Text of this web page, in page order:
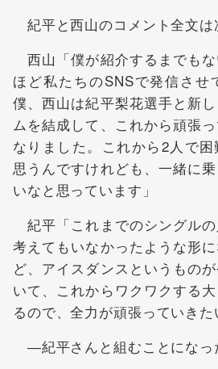
紀平と西山のコメント全文は
西山「僕が紹介するまでも
ほど私たちのSNSで発信させ
僕、西山は紀平梨花選手と新
ムを結成して、これから頑張
なりました。これから2人で
思うんですけれども、一緒に
いなと思っています」
紀平「これまでのシングル
考えてもいなかったような形
ど、アイスダンスというもの
いて、これからワクワクする
るので、全力が頑張っていきた
―紀平さんと組むことになっ